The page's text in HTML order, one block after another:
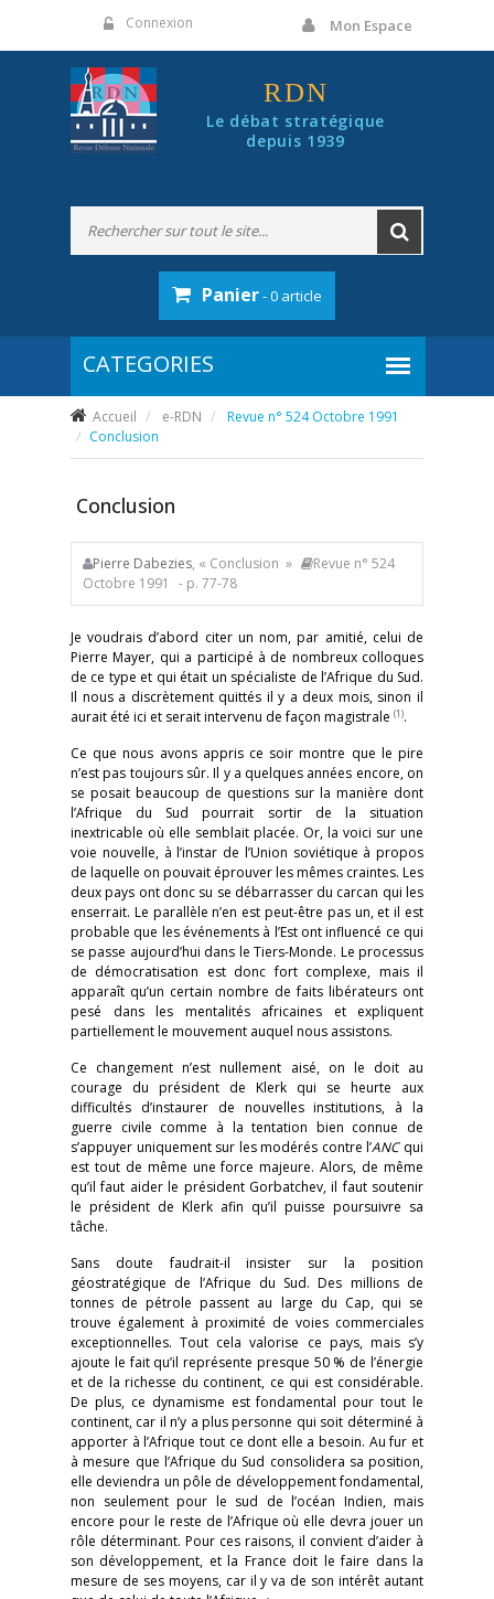
Connexion Mon Espace
RDN
Le débat stratégique
depuis 1939
Panier- 0 article
Accueil e-RDN
Revue n° 524 Octobre 1991
Conclusion
Conclusion
Pierre Dabezies, « Conclusion »
Revue n° 524
Octobre 1991
- p. 77-78
Je voudrais d’abord citer un nom, par amitié, celui de
Pierre Mayer, qui a participé à de nombreux colloques
de ce type et qui était un spécialiste de l’Afrique du Sud.
Il nous a discrètement quittés il y a deux mois, sinon il
aurait été ici et serait intervenu de façon magistrale (1).
Ce que nous avons appris ce soir montre que le pire
n’est pas toujours sûr. Il y a quelques années encore, on
se posait beaucoup de questions sur la manière dont
l’Afrique du Sud pourrait sortir de la situation
inextricable où elle semblait placée. Or, la voici sur une
voie nouvelle, à l’instar de l’Union soviétique à propos
de laquelle on pouvait éprouver les mêmes craintes. Les
deux pays ont donc su se débarrasser du carcan qui les
enserrait. Le parallèle n’en est peut-être pas un, et il est
probable que les événements à l’Est ont influencé ce qui
se passe aujourd’hui dans le Tiers-Monde. Le processus
de démocratisation est donc fort complexe, mais il
apparaît qu’un certain nombre de faits libérateurs ont
pesé dans les mentalités africaines et expliquent
partiellement le mouvement auquel nous assistons.
Ce changement n’est nullement aisé, on le doit au
courage du président de Klerk qui se heurte aux
difficultés d’instaurer de nouvelles institutions, à la
guerre civile comme à la tentation bien connue de
s’appuyer uniquement sur les modérés contre l’ANCqui
est tout de même une force majeure. Alors, de même
qu’il faut aider le président Gorbatchev, il faut soutenir
le président de Klerk afin qu’il puisse poursuivre sa
tâche.
Sans doute faudrait-il insister sur la position
géostratégique de l’Afrique du Sud. Des millions de
tonnes de pétrole passent au large du Cap, qui se
trouve également à proximité de voies commerciales
exceptionnelles. Tout cela valorise ce pays, mais s’y
ajoute le fait qu’il représente presque 50 % de l’énergie
et de la richesse du continent, ce qui est considérable.
De plus, ce dynamisme est fondamental pour tout le
continent, car il n’y a plus personne qui soit déterminé à
apporter à l’Afrique tout ce dont elle a besoin. Au fur et
à mesure que l’Afrique du Sud consolidera sa position,
elle deviendra un pôle de développement fondamental,
non seulement pour le sud de l’océan Indien, mais
encore pour le reste de l’Afrique où elle devra jouer un
rôle déterminant. Pour ces raisons, il convient d’aider à
son développement, et la France doit le faire dans la
mesure de ses moyens, car il y va de son intérêt autant